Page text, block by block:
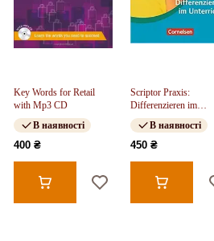
Key Words for Retail
with Mp3 CD
В наявності
400 ₴
Scriptor Praxis:
Differenzieren im
Unterricht (7. Auflage)
В наявності
450 ₴